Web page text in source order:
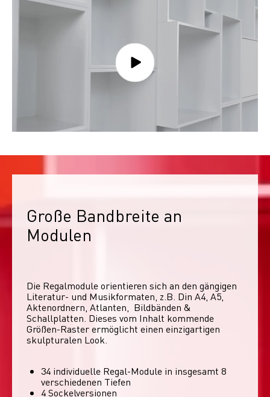
Große Bandbreite an
Modulen
Die Regalmodule orientieren sich an den gängigen
Literatur- und Musikformaten, z.B. Din A4, A5,
Aktenordnern, Atlanten,  Bildbänden &
Schallplatten. Dieses vom Inhalt kommende
Größen-Raster ermöglicht einen einzigartigen
skulpturalen Look.
34 individuelle Regal-Module​ in insgesamt 8
verschiedenen Tiefen
4 Sockelversionen​